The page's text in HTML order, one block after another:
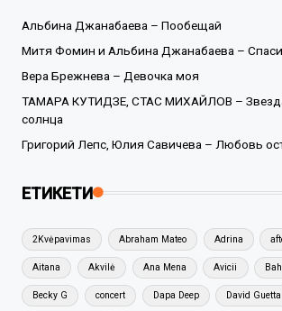
Альбина Джанабаева – Пообещай
Митя Фомин и Альбина Джанабаева –
Вера Брежнева – Девочка моя
ТАМАРА КУТИДЗЕ, СТАС МИХАЙЛОВ –
солнца
Григорий Лепс, Юлия Савичева – Любовь
ЕТИКЕТИ
2Kvėpavimas Abraham Mateo Adrina
Aitana Akvilė Ana Mena Avicii
Becky G concert Dapa Deep David Guetta